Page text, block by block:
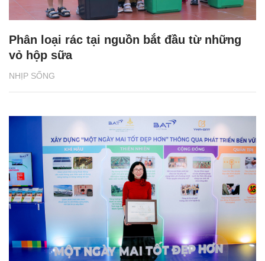
NHỊP SỐNG
Phân loại rác tại nguồn bắt đầu từ những
vỏ hộp sữa